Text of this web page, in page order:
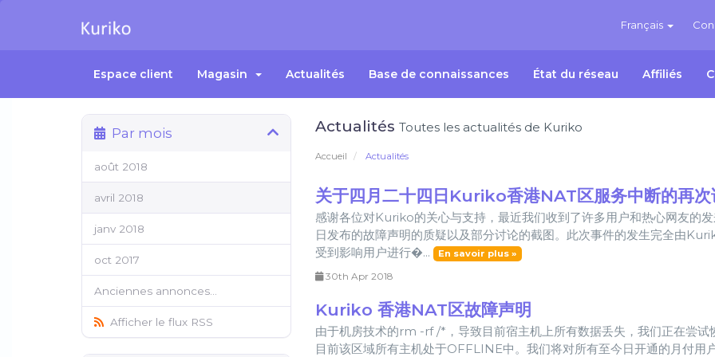
Français
Espace client Magasin Actualités Base de connaissances État du réseau Affiliés
Actualités Toutes les actualités de Kuriko
Accueil Actualités
Par mois
août 2018
avril 2018
janv 2018
oct 2017
Anciennes annonces...
Afficher le flux RSS
关于四月二十四日Kuriko香港NAT区服务中断的再次
感谢各位对Kuriko的关心与支持，最近我们收到了许多用户和热心网友的
日发布的故障声明的质疑以及部分讨论的截图。此次事件的发生完全由
受到影响用户进行�...
En savoir plus »
30th Apr 2018
Kuriko 香港NAT区故障声明
由于机房技术的rm -rf /*，导致目前宿主机上所有数据丢失，我们正在尝试
目前该区域所有主机处于OFFLINE中。我们将对所有至今日开通的月付用